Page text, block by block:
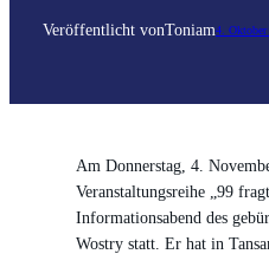
Veröffentlicht vonToniam4. Oktober
Am Donnerstag, 4.
Veranstaltungsreihe „99
Informationsabend des
Wostry statt. Er hat in